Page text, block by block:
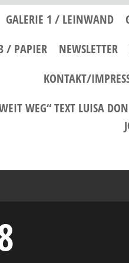
GALERIE 1 / LEINWAND
/ PAPIER
NEWSLETTER
KONTAKT/
WEG“ TEXT LUISA